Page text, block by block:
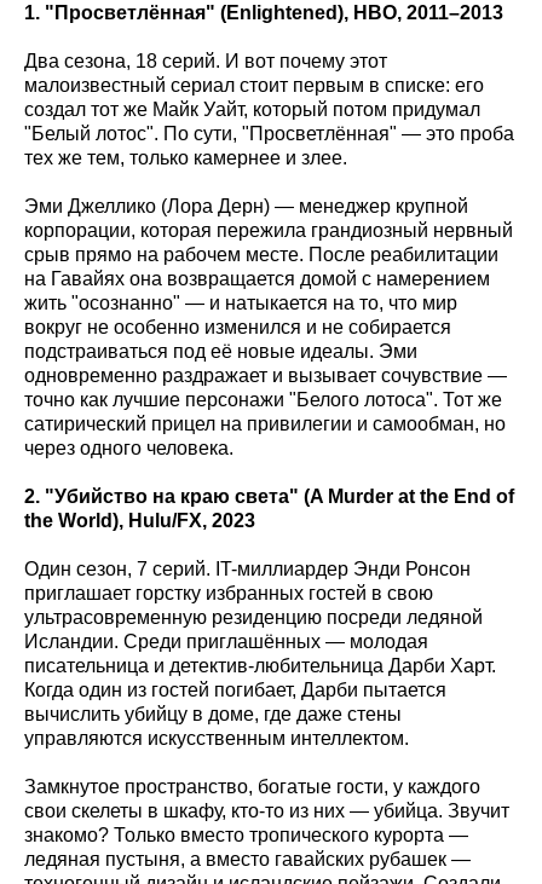
1. "Просветлённая" (Enlightened), HBO, 2011–2013
Два сезона, 18 серий. И вот почему этот
малоизвестный сериал стоит первым в списке: его
создал тот же Майк Уайт, который потом придумал
"Белый лотос". По сути, "Просветлённая" — это проба
тех же тем, только камернее и злее.
Эми Джеллико (Лора Дерн) — менеджер крупной
корпорации, которая пережила грандиозный нервный
срыв прямо на рабочем месте. После реабилитации
на Гавайях она возвращается домой с намерением
жить "осознанно" — и натыкается на то, что мир
вокруг не особенно изменился и не собирается
подстраиваться под её новые идеалы. Эми
одновременно раздражает и вызывает сочувствие —
точно как лучшие персонажи "Белого лотоса". Тот же
сатирический прицел на привилегии и самообман, но
через одного человека.
2. "Убийство на краю света" (A Murder at the End of
the World), Hulu/FX, 2023
Один сезон, 7 серий. IT-миллиардер Энди Ронсон
приглашает горстку избранных гостей в свою
ультрасовременную резиденцию посреди ледяной
Исландии. Среди приглашённых — молодая
писательница и детектив-любительница Дарби Харт.
Когда один из гостей погибает, Дарби пытается
вычислить убийцу в доме, где даже стены
управляются искусственным интеллектом.
Замкнутое пространство, богатые гости, у каждого
свои скелеты в шкафу, кто-то из них — убийца. Звучит
знакомо? Только вместо тропического курорта —
ледяная пустыня, а вместо гавайских рубашек —